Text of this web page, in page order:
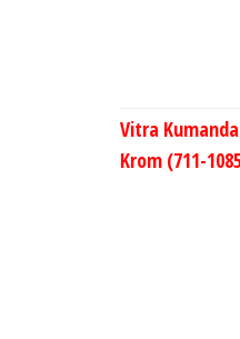
Vitra
Krom (711-